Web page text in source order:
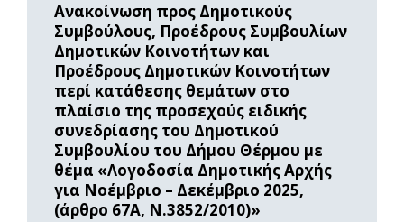
Ανακοίνωση προς Δημοτικούς
Συμβούλους, Προέδρους Συμβουλίων
Δημοτικών Κοινοτήτων και
Προέδρους Δημοτικών Κοινοτήτων
περί κατάθεσης θεμάτων στο
πλαίσιο της προσεχούς ειδικής
συνεδρίασης του Δημοτικού
Συμβουλίου του Δήμου Θέρμου με
θέμα «Λογοδοσία Δημοτικής Αρχής
για Νοέμβριο – Δεκέμβριο 2025,
(άρθρο 67Α, Ν.3852/2010)»